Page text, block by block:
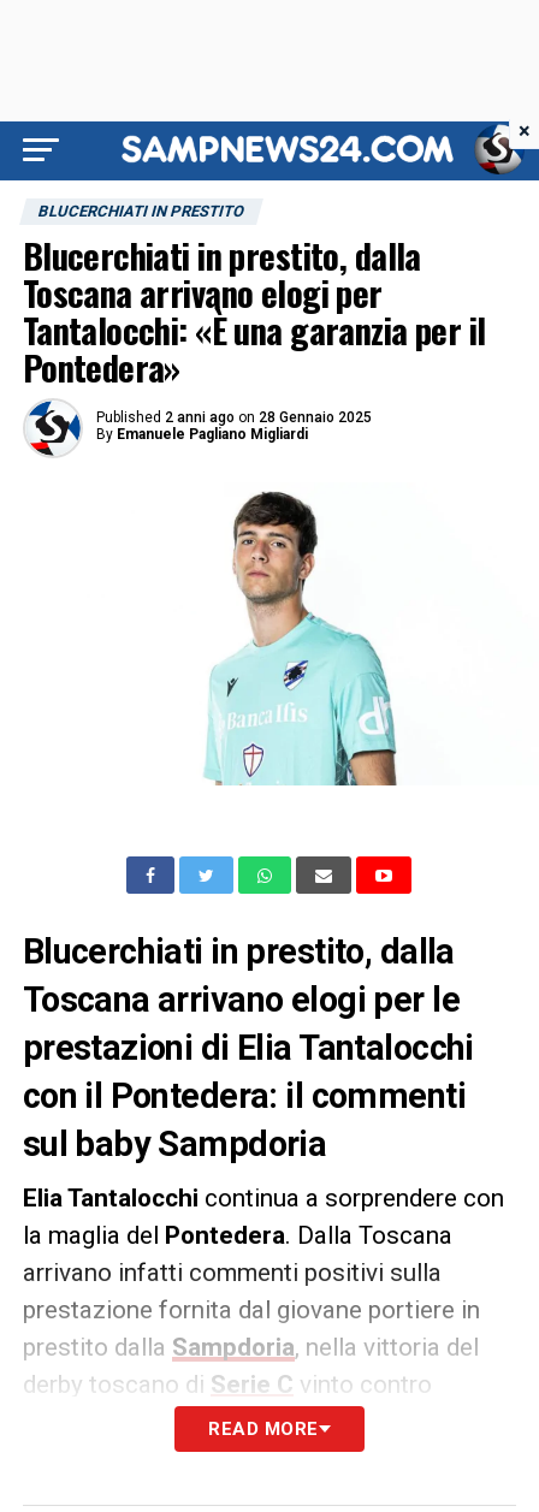
BLUCERCHIATI IN PRESTITO
Blucerchiati in prestito, dalla
Toscana arrivano elogi per
Tantalocchi: «È una garanzia per il
Pontedera»
Published 2 anni ago on 28 Gennaio 2025
By Emanuele Pagliano Migliardi
Blucerchiati in prestito, dalla
Toscana arrivano elogi per le
prestazioni di Elia Tantalocchi
con il Pontedera: il commenti
sul baby Sampdoria
Elia Tantalocchi continua a sorprendere con
la maglia del Pontedera. Dalla Toscana
arrivano infatti commenti positivi sulla
prestazione fornita dal giovane portiere in
prestito dalla Sampdoria, nella vittoria del
derby toscano di Serie C vinto contro
READ MORE
×